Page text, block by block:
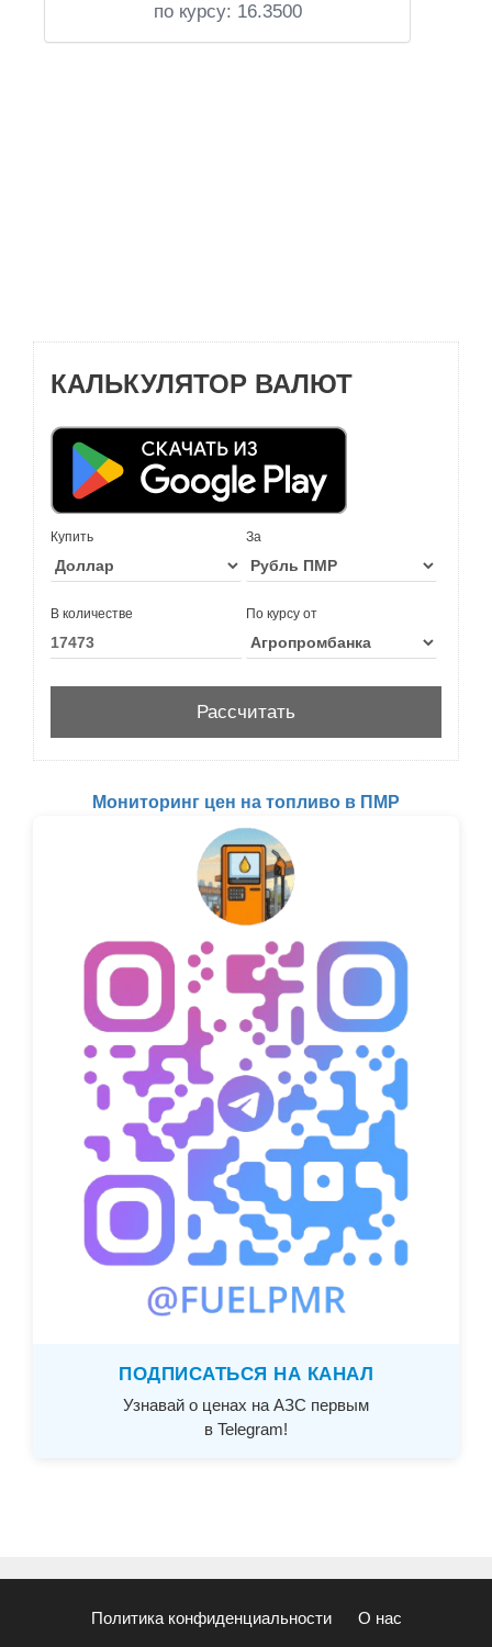
по курсу: 16.3500
КАЛЬКУЛЯТОР ВАЛЮТ
Купить За
В количестве По курсу от
Мониторинг цен на топливо в ПМР
ПОДПИСАТЬСЯ НА КАНАЛ
Узнавай о ценах на АЗС первым
в Telegram!
Политика конфиденциальности О нас